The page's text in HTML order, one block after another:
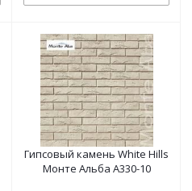
Гипсовый камень White Hills
Монте Альба А330-10